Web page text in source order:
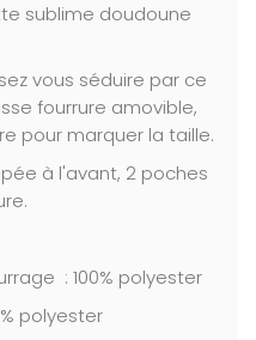
sublime doudoune
vous séduire par ce
fourrure amovible,
pour marquer la taille.
à l'avant, 2 poches
: 100% polyester
polyester